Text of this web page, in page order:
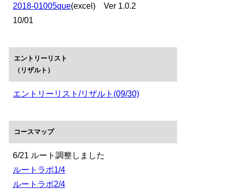
2018-01005que(excel) Ver 1.0.2
10/01
エントリーリスト
（リザルト）
エントリーリスト/リザルト(09/30)
コースマップ
6/21 ルート調整しました
ルートラボ1/4
ルートラボ2/4